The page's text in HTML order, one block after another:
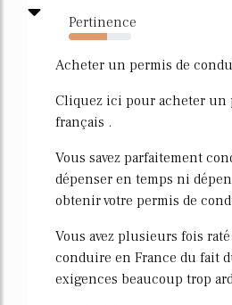
Pertinence
62%
Acheter un permis de
Cliquez ici pour acheter un
français .
Vous savez parfaitement
dépenser en temps ni
obtenir votre permis de
Vous avez plusieurs fois
conduire en France du fait
exigences beaucoup trop